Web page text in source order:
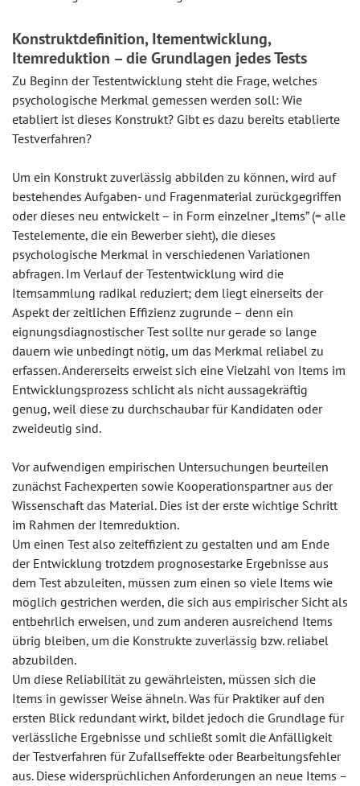
Konstruktdefinition, Itementwicklung,
Itemreduktion – die Grundlagen jedes Tests
Zu Beginn der Testentwicklung steht die Frage, welches
psychologische Merkmal gemessen werden soll: Wie
etabliert ist dieses Konstrukt? Gibt es dazu bereits etablierte
Testverfahren?
Um ein Konstrukt zuverlässig abbilden zu können, wird auf
bestehendes Aufgaben- und Fragenmaterial zurückgegriffen
oder dieses neu entwickelt – in Form einzelner „Items” (= alle
Testelemente, die ein Bewerber sieht), die dieses
psychologische Merkmal in verschiedenen Variationen
abfragen. Im Verlauf der Testentwicklung wird die
Itemsammlung radikal reduziert; dem liegt einerseits der
Aspekt der zeitlichen Effizienz zugrunde – denn ein
eignungsdiagnostischer Test sollte nur gerade so lange
dauern wie unbedingt nötig, um das Merkmal reliabel zu
erfassen. Andererseits erweist sich eine Vielzahl von Items im
Entwicklungsprozess schlicht als nicht aussagekräftig
genug, weil diese zu durchschaubar für Kandidaten oder
zweideutig sind.
Vor aufwendigen empirischen Untersuchungen beurteilen
zunächst Fachexperten sowie Kooperationspartner aus der
Wissenschaft das Material. Dies ist der erste wichtige Schritt
im Rahmen der Itemreduktion.
Um einen Test also zeiteffizient zu gestalten und am Ende
der Entwicklung trotzdem prognosestarke Ergebnisse aus
dem Test abzuleiten, müssen zum einen so viele Items wie
möglich gestrichen werden, die sich aus empirischer Sicht als
entbehrlich erweisen, und zum anderen ausreichend Items
übrig bleiben, um die Konstrukte zuverlässig bzw. reliabel
abzubilden.
Um diese Reliabilität zu gewährleisten, müssen sich die
Items in gewisser Weise ähneln. Was für Praktiker auf den
ersten Blick redundant wirkt, bildet jedoch die Grundlage für
verlässliche Ergebnisse und schließt somit die Anfälligkeit
der Testverfahren für Zufallseffekte oder Bearbeitungsfehler
aus. Diese widersprüchlichen Anforderungen an neue Items –